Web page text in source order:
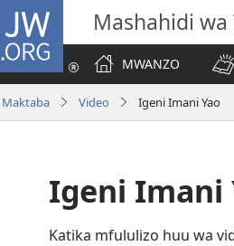
JW.ORG Mashahidi wa
MWANZO
Maktaba Video Igeni Imani Yao
Igeni Imani
Katika mfululizo huu wa